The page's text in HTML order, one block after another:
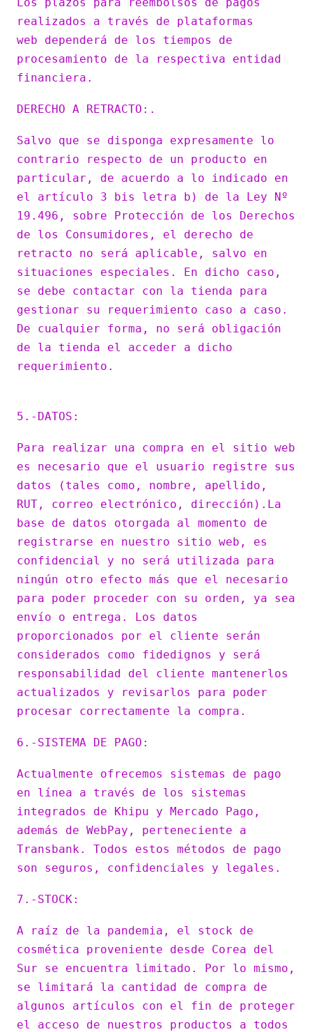
realizados a través de plataformas
web dependerá de los tiempos de
procesamiento de la respectiva entidad
financiera.
DERECHO A RETRACTO:.
Salvo que se disponga expresamente lo
contrario respecto de un producto en
particular, de acuerdo a lo indicado en
el artículo 3 bis letra b) de la Ley Nº
19.496, sobre Protección de los Derechos
de los Consumidores, el derecho de
retracto no será aplicable, salvo en
situaciones especiales. En dicho caso,
se debe contactar con la tienda para
gestionar su requerimiento caso a caso.
De cualquier forma, no será obligación
de la tienda el acceder a dicho
requerimiento.
5.-DATOS:
Para realizar una compra en el sitio web
es necesario que el usuario registre sus
datos (tales como, nombre, apellido,
RUT, correo electrónico, dirección).La
base de datos otorgada al momento de
registrarse en nuestro sitio web, es
confidencial y no será utilizada para
ningún otro efecto más que el necesario
para poder proceder con su orden, ya sea
envío o entrega. Los datos
proporcionados por el cliente serán
considerados como fidedignos y será
responsabilidad del cliente mantenerlos
actualizados y revisarlos para poder
procesar correctamente la compra.
6.-SISTEMA DE PAGO:
Actualmente ofrecemos sistemas de pago
en línea a través de los sistemas
integrados de Khipu y Mercado Pago,
además de WebPay, perteneciente a
Transbank. Todos estos métodos de pago
son seguros, confidenciales y legales.
7.-STOCK:
A raíz de la pandemia, el stock de
cosmética proveniente desde Corea del
Sur se encuentra limitado. Por lo mismo,
se limitará la cantidad de compra de
algunos artículos con el fin de proteger
el acceso de nuestros productos a todos